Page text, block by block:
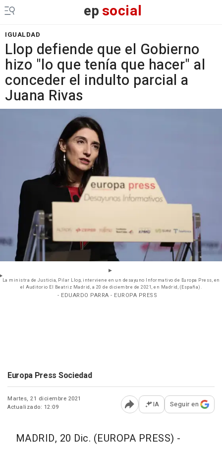
epsocial
IGUALDAD
Llop defiende que el Gobierno
hizo "lo que tenía que hacer" al
conceder el indulto parcial a
Juana Rivas
La ministra de Justicia, Pilar Llop, interviene en un desayuno Informativo de Europa Press, en
el Auditorio El Beatriz Madrid, a 20 de diciembre de 2021, en Madrid, (España).
- EDUARDO PARRA - EUROPA PRESS
Europa Press Sociedad
Martes, 21 diciembre 2021
Actualizado: 12:09
Abrir opciones para
IA Seguir en
MADRID, 20 Dic. (EUROPA PRESS) -